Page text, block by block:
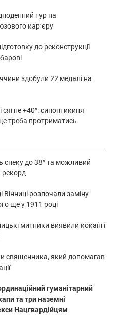
тур на
кар’єру
до реконструкції
здобули 22 медалі на
сягне +40°: синоптикиня
треба протриматись
спеку до 38° та можливий
рекорд
Вінниці розпочали заміну
ще у 1911 році
митники виявили кокаїн і
священника, який допомагав
гуманітарний
та три наземні
Нацгвардійцям